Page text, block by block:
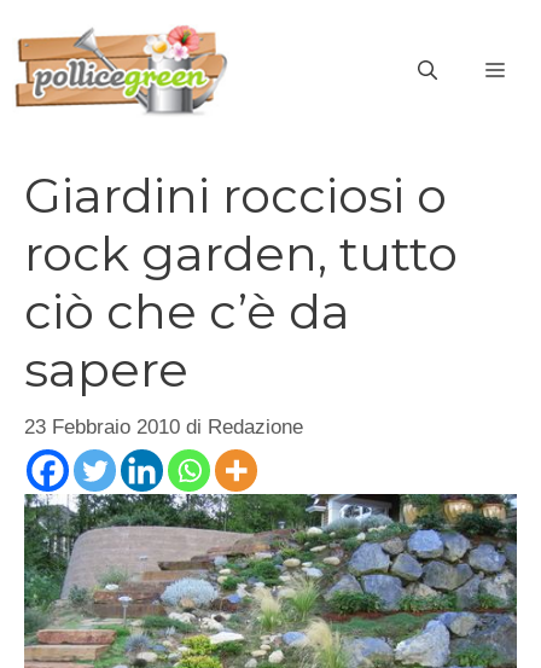
contenuto
Giardini rocciosi o
rock garden, tutto
ciò che c’è da
sapere
23 Febbraio 2010 di Redazione